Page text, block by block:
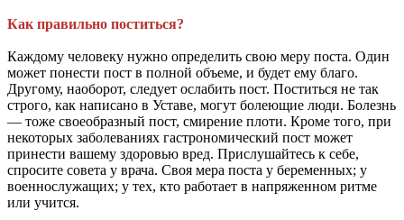
Как правильно поститься?
Каждому человеку нужно определить свою меру поста. Один
может понести пост в полной объеме, и будет ему благо.
Другому, наоборот, следует ослабить пост. Поститься не так
строго, как написано в Уставе, могут болеющие люди. Болезнь
— тоже своеобразный пост, смирение плоти. Кроме того, при
некоторых заболеваниях гастрономический пост может
принести вашему здоровью вред. Прислушайтесь к себе,
спросите совета у врача. Своя мера поста у беременных; у
военнослужащих; у тех, кто работает в напряженном ритме
или учится.